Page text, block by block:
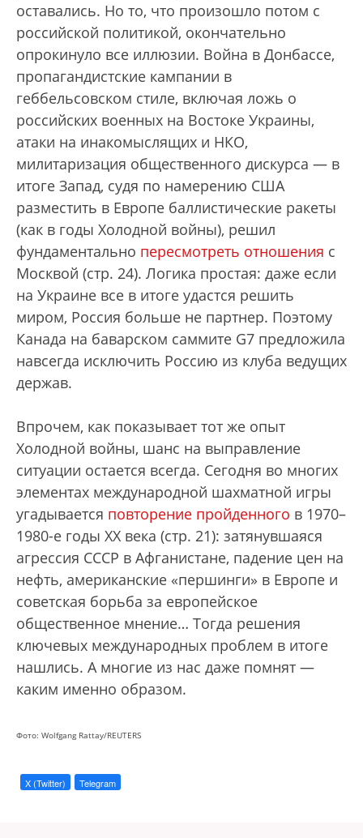
оставались. Но то, что произошло потом с
российской политикой, окончательно
опрокинуло все иллюзии. Война в Донбассе,
пропагандистские кампании в
геббельсовском стиле, включая ложь о
российских военных на Востоке Украины,
атаки на инакомыслящих и НКО,
милитаризация общественного дискурса — в
итоге Запад, судя по намерению США
разместить в Европе баллистические ракеты
(как в годы Холодной войны), решил
фундаментально пересмотреть отношения с
Москвой (стр. 24). Логика простая: даже если
на Украине все в итоге удастся решить
миром, Россия больше не партнер. Поэтому
Канада на баварском саммите G7 предложила
навсегда исключить Россию из клуба ведущих
держав.
Впрочем, как показывает тот же опыт
Холодной войны, шанс на выправление
ситуации остается всегда. Сегодня во многих
элементах международной шахматной игры
угадывается повторение пройденного в 1970–
1980-е годы ХХ века (стр. 21): затянувшаяся
агрессия СССР в Афганистане, падение цен на
нефть, американские «першинги» в Европе и
советская борьба за европейское
общественное мнение… Тогда решения
ключевых международных проблем в итоге
нашлись. А многие из нас даже помнят —
каким именно образом.
Фото: Wolfgang Rattay/REUTERS
X (Twitter) Telegram